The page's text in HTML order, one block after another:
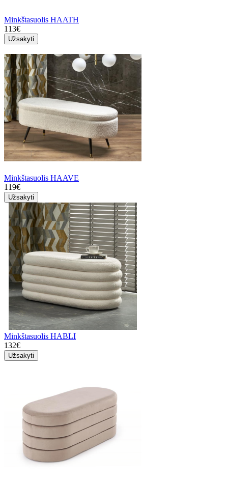
Minkštasuolis HAATH
113€
Užsakyti
Minkštasuolis HAAVE
119€
Užsakyti
Minkštasuolis HABLI
132€
Užsakyti